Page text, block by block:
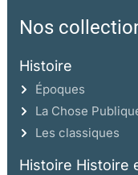
Nos
Histoire
Époques
La Chose
Les classiques
Histoire Histoire